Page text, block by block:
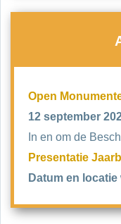
Open
12 september
In en om de
Presentatie
Datum en